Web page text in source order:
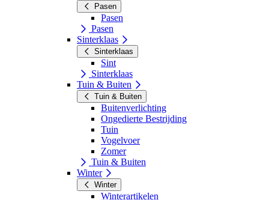
Pasen
Pasen
Pasen
Sinterklaas
Sinterklaas
Sint
Sinterklaas
Tuin & Buiten
Tuin & Buiten
Buitenverlichting
Ongedierte Bestrijding
Tuin
Vogelvoer
Zomer
Tuin & Buiten
Winter
Winter
Winterartikelen